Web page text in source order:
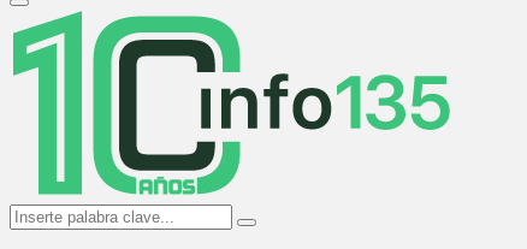
Primary
Menu
Search
for:
Search